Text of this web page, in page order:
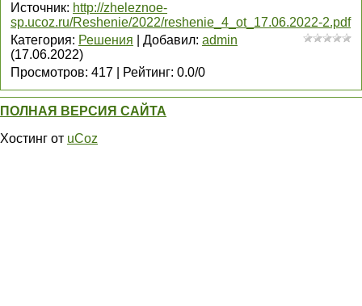
Источник: http://zheleznoe-
sp.ucoz.ru/Reshenie/2022/reshenie_4_ot_17.06.2022-2.pdf
Категория: Решения Добавил: admin
(17.06.2022)
Просмотров: 417 Рейтинг: 0.0/0
ПОЛНАЯ ВЕРСИЯ САЙТА
Хостинг от uCoz